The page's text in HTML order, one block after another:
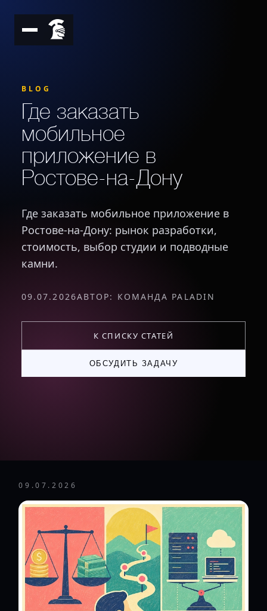
BLOG
Где заказать
мобильное
приложение в
Ростове-на-Дону
Где заказать мобильное приложение в
Ростове-на-Дону: рынок разработки,
стоимость, выбор студии и подводные
камни.
09.07.2026АВТОР: КОМАНДА PALADIN
К СПИСКУ СТАТЕЙ
ОБСУДИТЬ ЗАДАЧУ
09.07.2026